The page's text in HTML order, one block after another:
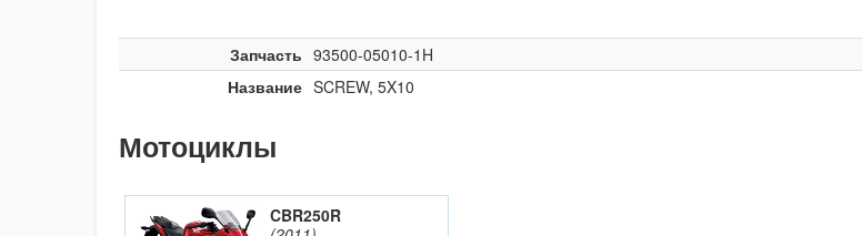
Запчасть 93500-05010-1H
Название SCREW, 5X10
Мотоциклы
CBR250R